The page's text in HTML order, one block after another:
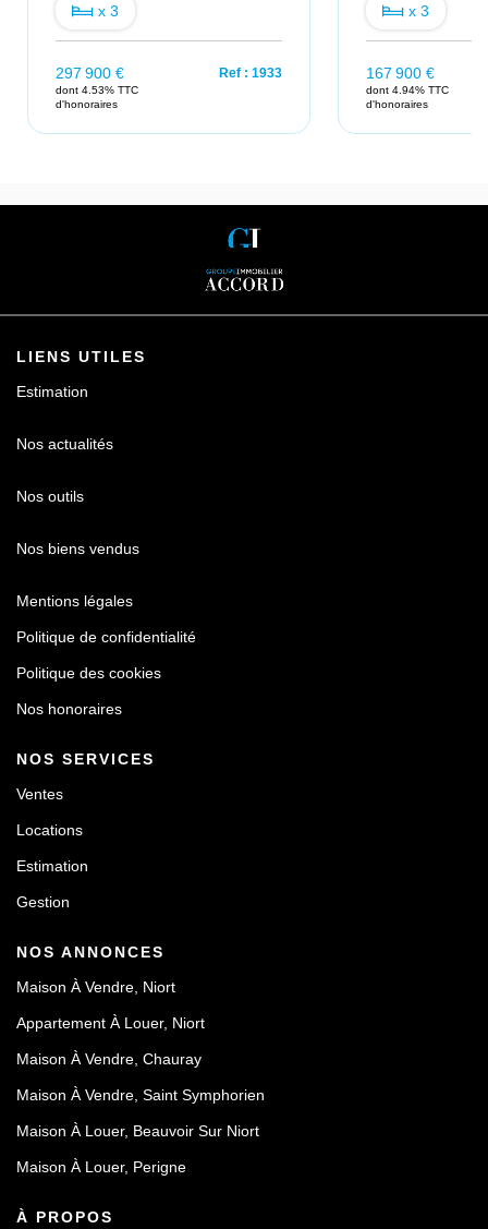
x 3
297 900 €
dont 4.53% TTC
d'honoraires
Ref : 1933
x 3
167 900 €
dont 4.94% TTC
d'honoraires
LIENS UTILES
Estimation
Nos actualités
Nos outils
Nos biens vendus
Mentions légales
Politique de confidentialité
Politique des cookies
Nos honoraires
NOS SERVICES
Ventes
Locations
Estimation
Gestion
NOS ANNONCES
Maison À Vendre, Niort
Appartement À Louer, Niort
Maison À Vendre, Chauray
Maison À Vendre, Saint Symphorien
Maison À Louer, Beauvoir Sur Niort
Maison À Louer, Perigne
À PROPOS